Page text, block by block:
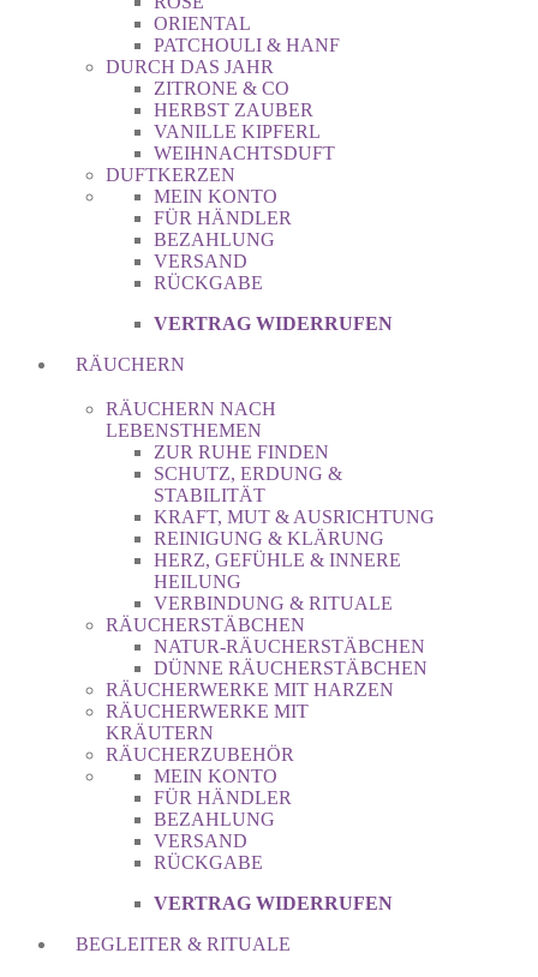
ORIENTAL
PATCHOULI & HANF
DURCH DAS JAHR
ZITRONE & CO
HERBST ZAUBER
VANILLE KIPFERL
WEIHNACHTSDUFT
DUFTKERZEN
MEIN KONTO
FÜR HÄNDLER
BEZAHLUNG
VERSAND
RÜCKGABE
VERTRAG WIDERRUFEN
RÄUCHERN
RÄUCHERN NACH
LEBENSTHEMEN
ZUR RUHE FINDEN
SCHUTZ, ERDUNG &
STABILITÄT
KRAFT, MUT & AUSRICHTUNG
REINIGUNG & KLÄRUNG
HERZ, GEFÜHLE & INNERE
HEILUNG
VERBINDUNG & RITUALE
RÄUCHERSTÄBCHEN
NATUR-RÄUCHERSTÄBCHEN
DÜNNE RÄUCHERSTÄBCHEN
RÄUCHERWERKE MIT HARZEN
RÄUCHERWERKE MIT
KRÄUTERN
RÄUCHERZUBEHÖR
MEIN KONTO
FÜR HÄNDLER
BEZAHLUNG
VERSAND
RÜCKGABE
VERTRAG WIDERRUFEN
BEGLEITER & RITUALE